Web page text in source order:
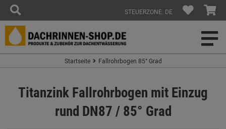
STEUERZONE: DE
Startseite Fallrohrbogen 85° Grad
Titanzink Fallrohrbogen mit Einzug
rund DN87 / 85° Grad